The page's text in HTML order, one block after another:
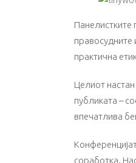
Панелистките
правосудните
практична
Целиот
публиката –
впечатлива
соработка.